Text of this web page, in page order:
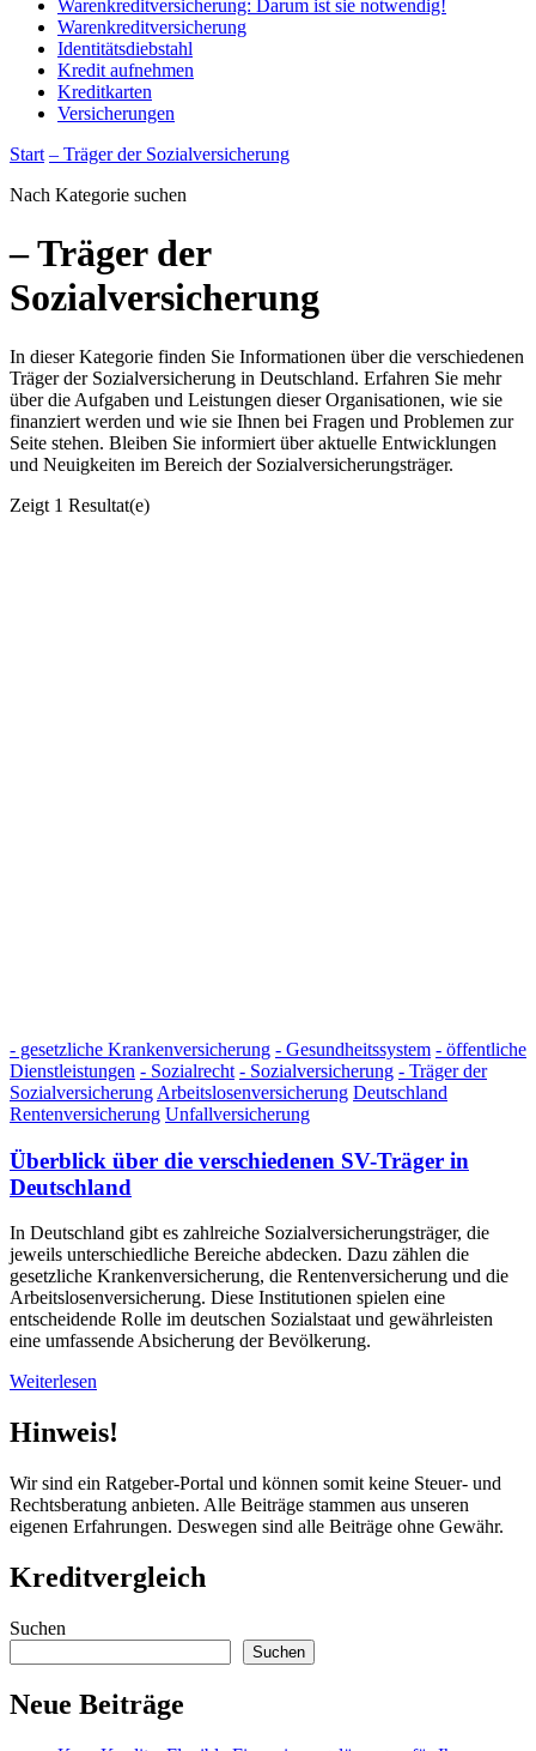
Warenkreditversicherung: Darum ist sie notwendig!
Warenkreditversicherung
Identitätsdiebstahl
Kredit aufnehmen
Kreditkarten
Versicherungen
Start – Träger der Sozialversicherung
Nach Kategorie suchen
– Träger der
Sozialversicherung
In dieser Kategorie finden Sie Informationen über die verschiedenen
Träger der Sozialversicherung in Deutschland. Erfahren Sie mehr
über die Aufgaben und Leistungen dieser Organisationen, wie sie
finanziert werden und wie sie Ihnen bei Fragen und Problemen zur
Seite stehen. Bleiben Sie informiert über aktuelle Entwicklungen
und Neuigkeiten im Bereich der Sozialversicherungsträger.
Zeigt 1 Resultat(e)
- gesetzliche Krankenversicherung - Gesundheitssystem - öffentliche
Dienstleistungen - Sozialrecht - Sozialversicherung - Träger der
Sozialversicherung Arbeitslosenversicherung Deutschland
Rentenversicherung Unfallversicherung
Überblick über die verschiedenen SV-Träger in
Deutschland
In Deutschland gibt es zahlreiche Sozialversicherungsträger, die
jeweils unterschiedliche Bereiche abdecken. Dazu zählen die
gesetzliche Krankenversicherung, die Rentenversicherung und die
Arbeitslosenversicherung. Diese Institutionen spielen eine
entscheidende Rolle im deutschen Sozialstaat und gewährleisten
eine umfassende Absicherung der Bevölkerung.
Weiterlesen
Hinweis!
Wir sind ein Ratgeber-Portal und können somit keine Steuer- und
Rechtsberatung anbieten. Alle Beiträge stammen aus unseren
eigenen Erfahrungen. Deswegen sind alle Beiträge ohne Gewähr.
Kreditvergleich
Suchen
Suchen
Neue Beiträge